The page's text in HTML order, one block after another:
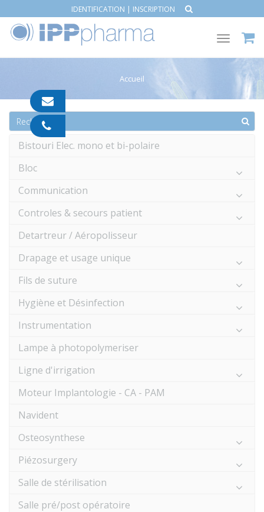
IDENTIFICATION | INSCRIPTION
Toggle
Accueil
Bistouri Elec. mono et bi-polaire
Bloc
Communication
Controles & secours patient
Detartreur / Aéropolisseur
Drapage et usage unique
Fils de suture
Hygiène et Désinfection
Instrumentation
Lampe à photopolymeriser
Ligne d'irrigation
Moteur Implantologie - CA - PAM
Navident
Osteosynthese
Piézosurgery
Salle de stérilisation
Salle pré/post opératoire
contact@ipp-
pharma.com
91
05